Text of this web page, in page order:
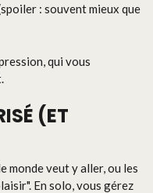
: souvent mieux que
qui vous
(ET
monde veut y aller, ou les
En solo, vous gérez